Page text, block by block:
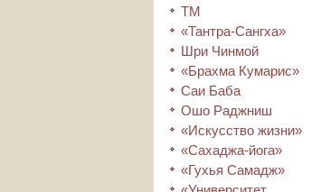
ТМ
«Тантра-Сангха»
Шри Чинмой
«Брахма Кумарис»
Саи Баба
Ошо Раджниш
«Искусство жизни»
«Сахаджа-йога»
«Гухья Самадж»